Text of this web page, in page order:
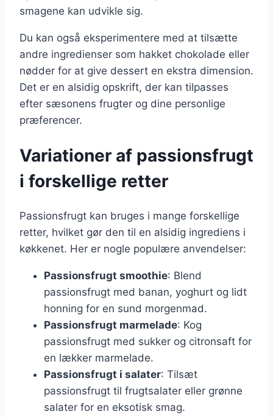
smagene kan udvikle sig.
Du kan også eksperimentere med at tilsætte
andre ingredienser som hakket chokolade eller
nødder for at give dessert en ekstra dimension.
Det er en alsidig opskrift, der kan tilpasses
efter sæsonens frugter og dine personlige
præferencer.
Variationer af passionsfrugt
i forskellige retter
Passionsfrugt kan bruges i mange forskellige
retter, hvilket gør den til en alsidig ingrediens i
køkkenet. Her er nogle populære anvendelser:
Passionsfrugt smoothie: Blend
passionsfrugt med banan, yoghurt og lidt
honning for en sund morgenmad.
Passionsfrugt marmelade: Kog
passionsfrugt med sukker og citronsaft for
en lækker marmelade.
Passionsfrugt i salater: Tilsæt
passionsfrugt til frugtsalater eller grønne
salater for en eksotisk smag.